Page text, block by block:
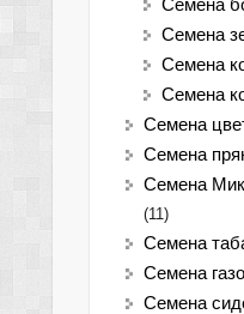
Семена
Семена
Семена
Семена
Семена
Семена
Семена
(11)
Семена
Семена
Семена